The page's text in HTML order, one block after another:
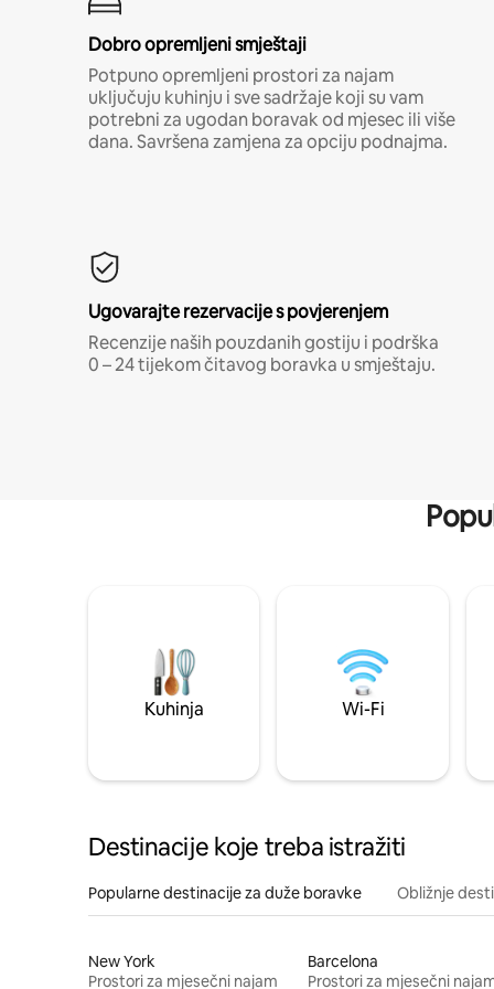
Dobro opremljeni smještaji
Potpuno opremljeni prostori za najam
uključuju kuhinju i sve sadržaje koji su vam
potrebni za ugodan boravak od mjesec ili više
dana. Savršena zamjena za opciju podnajma.
Ugovarajte rezervacije s povjerenjem
Recenzije naših pouzdanih gostiju i podrška
0 – 24 tijekom čitavog boravka u smještaju.
Kuhinja Wi-Fi
Destinacije koje treba istražiti
Popularne destinacije za duže boravke Obližnje
New York
Prostori za mjesečni najam
Barcelona
Prostori za mjesečni